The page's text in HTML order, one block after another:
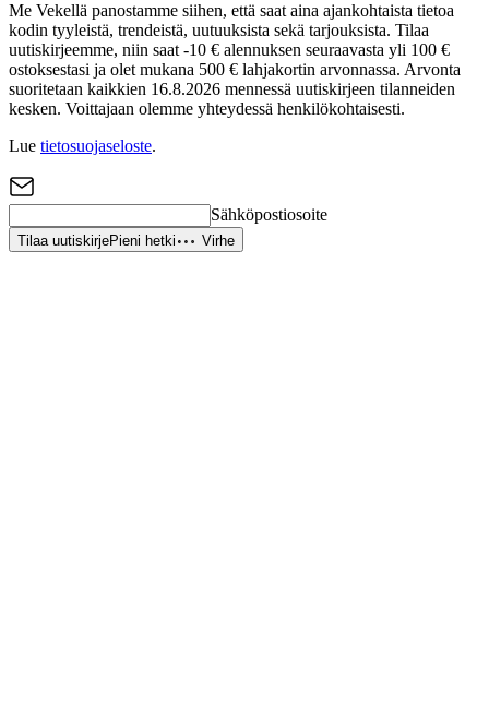
Me Vekellä panostamme siihen, että saat aina ajankohtaista tietoa
kodin tyyleistä, trendeistä, uutuuksista sekä tarjouksista. Tilaa
uutiskirjeemme, niin saat -10 € alennuksen seuraavasta yli 100 €
ostoksestasi ja olet mukana 500 € lahjakortin arvonnassa. Arvonta
suoritetaan kaikkien 16.8.2026 mennessä uutiskirjeen tilanneiden
kesken. Voittajaan olemme yhteydessä henkilökohtaisesti.
Lue tietosuojaseloste.
Sähköpostiosoite
Tilaa uutiskirjePieni hetki Virhe